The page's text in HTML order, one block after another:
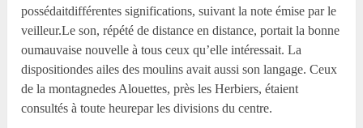
possédaitdifférentes significations, suivant la note émise par le
veilleur.Le son, répété de distance en distance, portait la bonne
oumauvaise nouvelle à tous ceux qu’elle intéressait. La
dispositiondes ailes des moulins avait aussi son langage. Ceux
de la montagnedes Alouettes, près les Herbiers, étaient
consultés à toute heurepar les divisions du centre.